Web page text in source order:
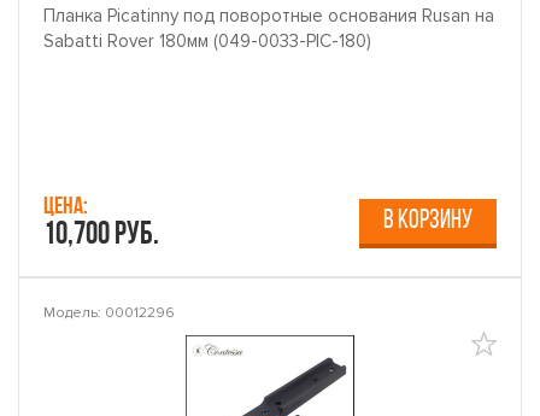
Планка Picatinny под поворотные основания Rusan на
Sabatti Rover 180мм (049-0033-PIC-180)
Цена:
10,700 руб. В КОРЗИНУ
Модель: 00012296